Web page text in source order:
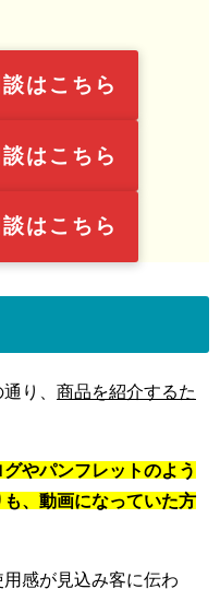
はこちら
はこちら
はこちら
り、 商品を紹介するた
やパンフレットのよう
、動画になっていた方
感が見込み客に伝わ